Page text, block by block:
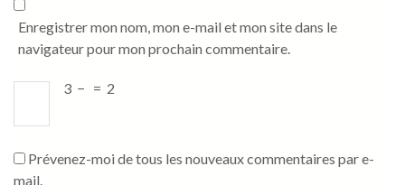
Enregistrer mon nom, mon e-mail et mon site dans le
navigateur pour mon prochain commentaire.
3 − = 2
Prévenez-moi de tous les nouveaux commentaires par e-
mail.